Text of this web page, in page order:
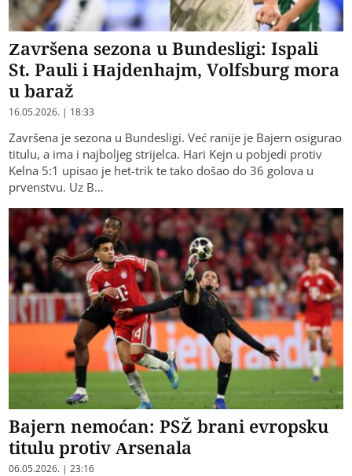
Završena sezona u Bundesligi: Ispali
St. Pauli i Hajdenhajm, Volfsburg mora
u baraž
16.05.2026. | 18:33
Završena je sezona u Bundesligi. Već ranije je Bajern osigurao
titulu, a ima i najboljeg strijelca. Hari Kejn u pobjedi protiv
Kelna 5:1 upisao je het-trik te tako došao do 36 golova u
prvenstvu. Uz B…
Bajern nemoćan: PSŽ brani evropsku
titulu protiv Arsenala
06.05.2026. | 23:16